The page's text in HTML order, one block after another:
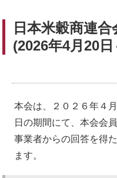
日本米穀商連
(2026年4月20
本会は、２０２６年４
日の期間にて、本会会
事業者からの回答を得
ます。